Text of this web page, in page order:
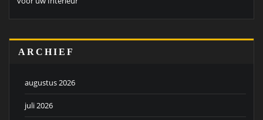
ARCHIEF
augustus 2026
juli 2026